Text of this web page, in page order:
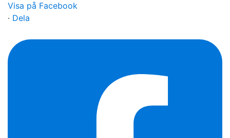
Visa på Facebook
· Dela